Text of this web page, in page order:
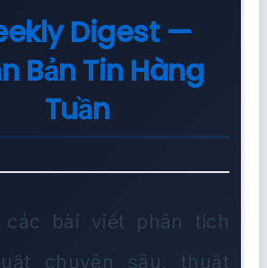
Digest —
Bản Tin Hàng
Tuần
các bài viết phân tích
chuyên sâu, thuật